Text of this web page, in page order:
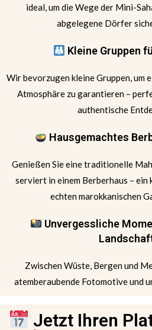
ideal, um die Wege der Mini-
abgelegene Dörfer
Kleine Gruppen
Wir bevorzugen kleine Gruppen, um
Atmosphäre zu garantieren –
authentische
Hausgemachtes
Genießen Sie eine traditionelle
serviert in einem Berberhaus –
echten marokkanischen
Unvergessliche
Zwischen Wüste, Bergen und
atemberaubende Fotomotive und
Jetzt Ihren